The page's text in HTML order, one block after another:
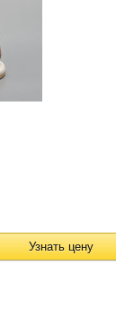
Узнать цену